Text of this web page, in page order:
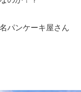
パンケーキ屋さん